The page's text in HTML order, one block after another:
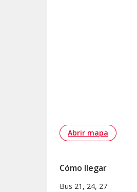
Abrir mapa
Cómo llegar
Bus 21, 24, 27